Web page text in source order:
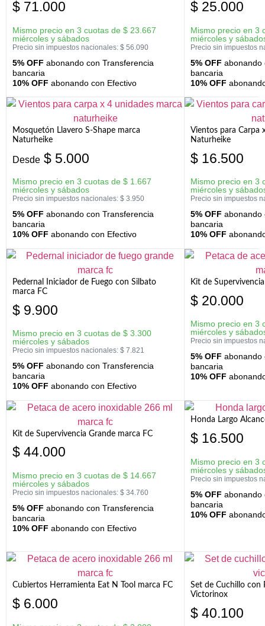
$ 71.000
Mismo precio en 3 cuotas de $ 23.667
miércoles y sábados
Precio sin impuestos nacionales: $ 56.090
5% OFF abonando con Transferencia
bancaria
10% OFF abonando con Efectivo
$ 25.000
Mismo precio en 3
miércoles y
Precio sin impuestos
5% OFF abonando
bancaria
10% OFF
Mosquetón Llavero S-Shape marca
Naturheike
Desde $ 5.000
Mismo precio en 3 cuotas de $ 1.667
miércoles y sábados
Precio sin impuestos nacionales: $ 3.950
5% OFF abonando con Transferencia
bancaria
10% OFF abonando con Efectivo
Vientos para Carpa
Naturheike
$ 16.500
Mismo precio en 3
miércoles y
Precio sin impuestos
5% OFF abonando
bancaria
10% OFF
Pedernal Iniciador de Fuego con Silbato
marca FC
$ 9.900
Mismo precio en 3 cuotas de $ 3.300
miércoles y sábados
Precio sin impuestos nacionales: $ 7.821
5% OFF abonando con Transferencia
bancaria
10% OFF abonando con Efectivo
Kit de
$ 20.000
Mismo precio en 3
miércoles y
Precio sin impuestos
5% OFF abonando
bancaria
10% OFF
Kit de Supervivencia Grande marca FC
$ 44.000
Mismo precio en 3 cuotas de $ 14.667
miércoles y sábados
Precio sin impuestos nacionales: $ 34.760
5% OFF abonando con Transferencia
bancaria
10% OFF abonando con Efectivo
Honda Largo
$ 16.500
Mismo precio en 3
miércoles y
Precio sin impuestos
5% OFF abonando
bancaria
10% OFF
Cubiertos Herramienta Eat N Tool marca FC
$ 6.000
Set de Cuchillo con
Victorinox
$ 40.100